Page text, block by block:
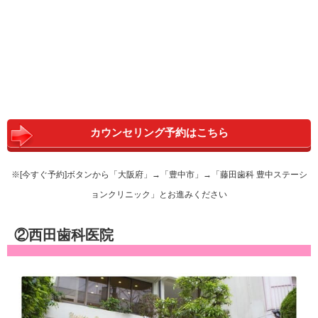
カウンセリング予約はこちら
※[今すぐ予約]ボタンから「大阪府」→「豊中市」→「藤田歯科 豊中ステーシ
ョンクリニック」とお進みください
②西田歯科医院